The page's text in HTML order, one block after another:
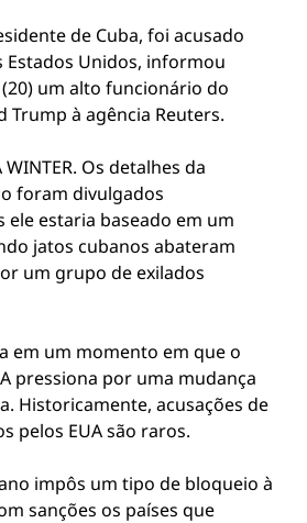
de Cuba, foi acusado
Unidos, informou
um alto funcionário do
Trump à agência Reuters.
WINTER. Os detalhes da
foram divulgados
ele estaria baseado em um
jatos cubanos abateram
um grupo de exilados
em um momento em que o
pressiona por uma mudança
Historicamente, acusações de
pelos EUA são raros.
impôs um tipo de bloqueio à
sanções os países que